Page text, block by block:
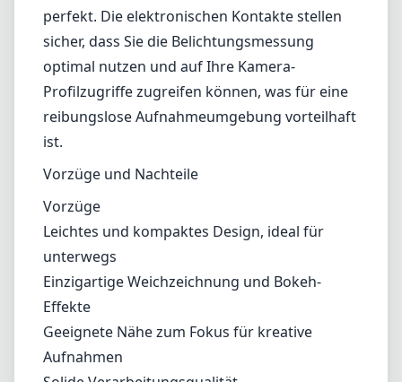
unterwegs
Einzigartige Weichzeichnung und Bokeh-
Effekte
Geeignete Nähe zum Fokus für kreative
Aufnahmen
Solide Verarbeitungsqualität
Nachteile
Weichere Ecken bei weit geöffneten Blenden
Nur manueller Fokus könnte nicht für jeden
ansprechend sein
Weniger effektiv für schnell bewegte Motive
Fazit
Insgesamt ist das Lensbaby Velvet 28mm f/2.5
eine überzeugende Wahl für Fotografen, die